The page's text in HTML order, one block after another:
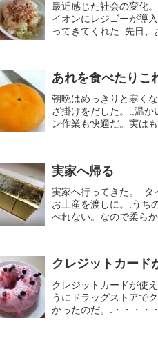
最近感じた社会の変化
イオンにレジゴーが導
ってきてくれた..先日、
あれを食べたりこ
朝晩はめっきりと寒く
ざ掛けをだした。..温か
ン作業も快適だ。実は
実家へ帰る
実家へ行ってきた。..タ
お土産を渡しに。.うち
べれない。なので柔ら
クレジットカード
クレジットカードが使
うにドラッグストアで
かったのだ。.・・・・